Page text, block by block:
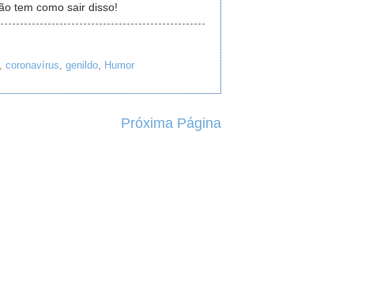
tem como sair disso!
, coronavírus, genildo, Humor
Próxima Página